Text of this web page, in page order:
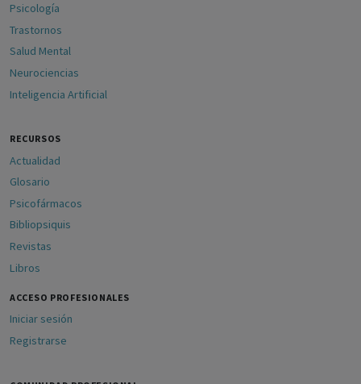
Psicología
Trastornos
Salud Mental
Neurociencias
Inteligencia Artificial
RECURSOS
Actualidad
Glosario
Psicofármacos
Bibliopsiquis
Revistas
Libros
ACCESO PROFESIONALES
Iniciar sesión
Registrarse